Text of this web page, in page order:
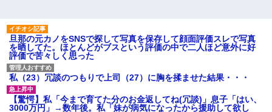
触らないでよ！」キチママ『そ
こに金庫があったから、開けて
みようとしただけ☆』義兄「泥
は出てけ！二度と来るな！」結
果・・・
私「初めて飲む味だけどなん
のお茶？」彼「ちっ！」私「」
【GIF】JSのカンチョーワロ
タ
旦那の元カノをSNSで探して写真を保存して顔面評価スレで写真
を晒してた。ほとんどがブスという評価の中で二人ほど意外に好
評価で苦々しく思った
私（23）冗談のつもりで上司（27）に胸を揉ませた結果・・・
【驚愕】私「今まで育てた分のお金返してね(冗談)」息子「はい、
3000万円」→数年後。私「妹が病気になったから援助して欲し